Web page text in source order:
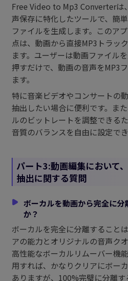
Free Video to Mp3 Converterは
声保存に特化したツールで、簡
ファイルを生成します。このア
点は、動画から直接MP3トラッ
ます。ユーザーは動画ファイル
押すだけで、動画の音声をMP3
ます。
特に音楽ビデオやコンサートの
抽出したい場合に便利です。ま
ルのビットレートを調整できる
音質のバランスを自由に設定でき
パート3:動画編集において
抽出に関する質問
ボーカルを動画から完全に
か？
ボーカルを完全に分離すること
アの能力とオリジナルの音声ク
高性能なボーカルリムーバー機
用すれば、かなりクリアにボー
ありますが、100%完璧に分離